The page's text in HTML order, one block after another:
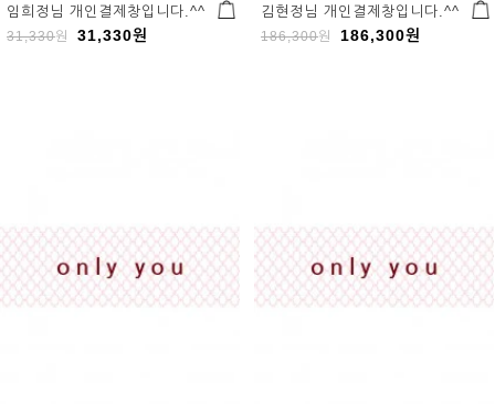
임희정님 개인결제창입니다.^^
31,330원 31,330원
김현정님 개인결제창입니다.^^
186,300원 186,300원